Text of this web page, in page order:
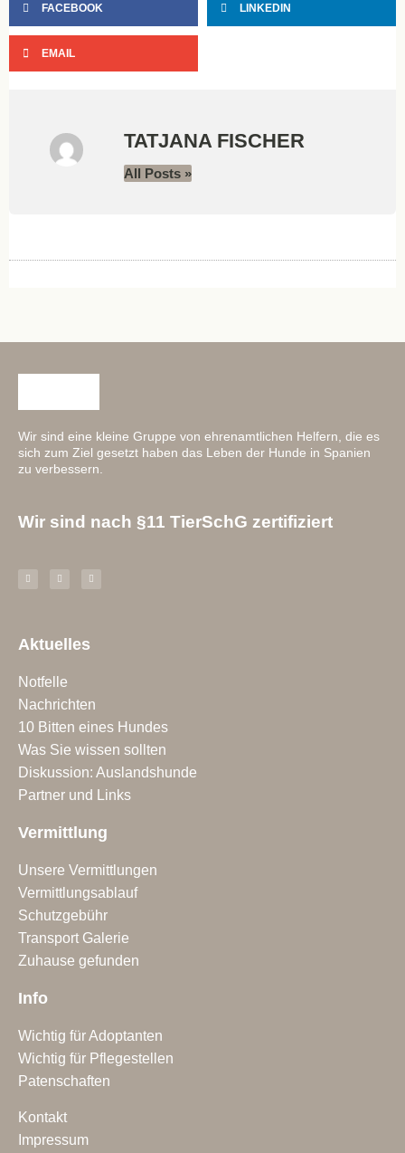
FACEBOOK LINKEDIN
EMAIL
TATJANA FISCHER
All Posts »
Wir sind eine kleine Gruppe von ehrenamtlichen Helfern, die es
sich zum Ziel gesetzt haben das Leben der Hunde in Spanien
zu verbessern.
Wir sind nach §11 TierSchG zertifiziert
Aktuelles
Notfelle
Nachrichten
10 Bitten eines Hundes
Was Sie wissen sollten
Diskussion: Auslandshunde
Partner und Links
Vermittlung
Unsere Vermittlungen
Vermittlungsablauf
Schutzgebühr
Transport Galerie
Zuhause gefunden
Info
Wichtig für Adoptanten
Wichtig für Pflegestellen
Patenschaften
Kontakt
Impressum